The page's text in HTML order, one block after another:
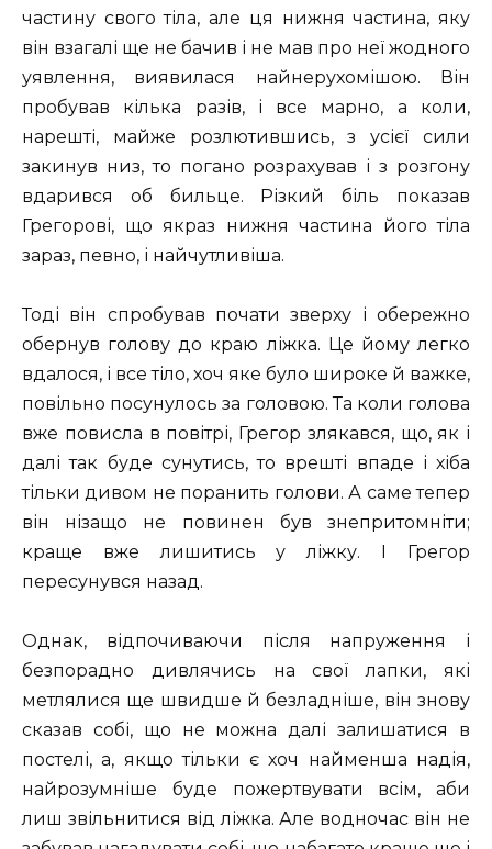
частину свого тіла, але ця нижня частина, яку
він взагалі ще не бачив і не мав про неї жодного
уявлення, виявилася найнерухомішою. Він
пробував кілька разів, і все марно, а коли,
нарешті, майже розлютившись, з усієї сили
закинув низ, то погано розрахував і з розгону
вдарився об бильце. Різкий біль показав
Грегорові, що якраз нижня частина його тіла
зараз, певно, і найчутливіша.
Тоді він спробував почати зверху і обережно
обернув голову до краю ліжка. Це йому легко
вдалося, і все тіло, хоч яке було широке й важке,
повільно посунулось за головою. Та коли голова
вже повисла в повітрі, Грегор злякався, що, як і
далі так буде сунутись, то врешті впаде і хіба
тільки дивом не поранить голови. А саме тепер
він нізащо не повинен був знепритомніти;
краще вже лишитись у ліжку. I Грегор
пересунувся назад.
Однак, відпочиваючи після напруження і
безпорадно дивлячись на свої лапки, які
метлялися ще швидше й безладніше, він знову
сказав собі, що не можна далі залишатися в
постелі, а, якщо тільки є хоч найменша надія,
найрозумніше буде пожертвувати всім, аби
лиш звільнитися від ліжка. Але водночас він не